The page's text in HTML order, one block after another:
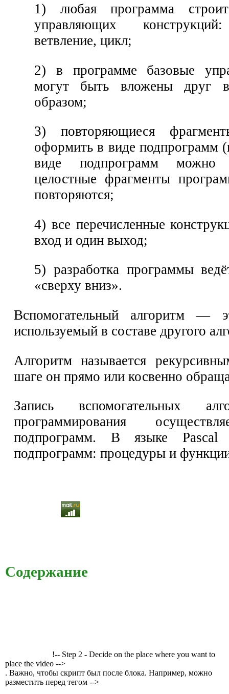
1) любая программа
управляющих конструкций:
ветвление, цикл;
2) в программе базовые
могут быть вложены друг
образом;
3) повторяющиеся
оформить в виде подпрограмм
виде подпрограмм можно
целостные фрагменты
повторяются;
4) все перечисленные
вход и один выход;
5) разработка программы
«сверху вниз».
Вспомогательный алгоритм —
используемый в составе другого
Алгоритм называется
шаге он прямо или косвенно
Запись вспомогательных
программирования
подпрограмм. В языке Pascal
подпрограмм: процедуры и
Содержание
!-- Step 2 - Decide on the place where you want to
place the video -->
. Важно, чтобы скрипт был после блока. Например, можно
разместить перед тегом -->